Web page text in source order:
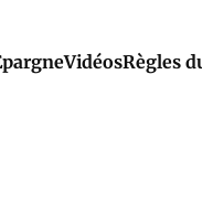
VidéosRègles